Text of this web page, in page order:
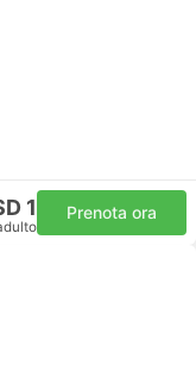
1 Prenota ora